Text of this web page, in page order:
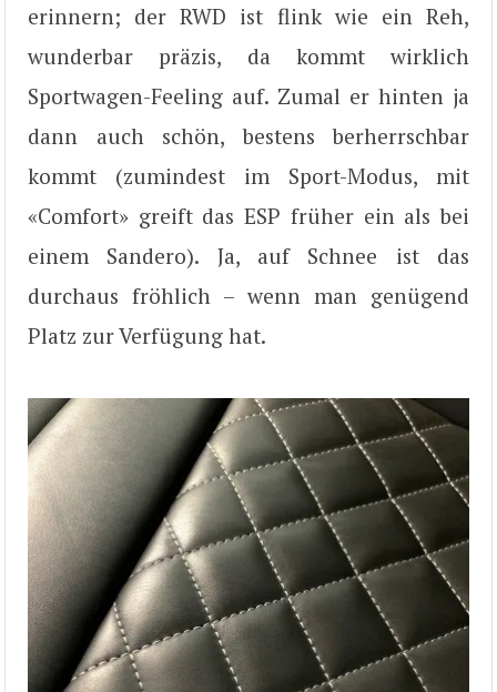
erinnern; der RWD ist flink wie ein Reh,
wunderbar präzis, da kommt wirklich
Sportwagen-Feeling auf. Zumal er hinten ja
dann auch schön, bestens berherrschbar
kommt (zumindest im Sport-Modus, mit
«Comfort» greift das ESP früher ein als bei
einem Sandero). Ja, auf Schnee ist das
durchaus fröhlich – wenn man genügend
Platz zur Verfügung hat.